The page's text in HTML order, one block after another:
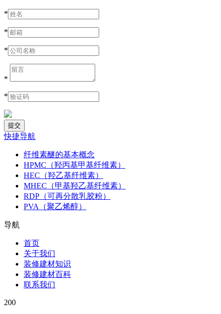
*
*
*
*
*
快捷导航
纤维素醚的基本概念
HPMC（羟丙基甲基纤维素）
HEC（羟乙基纤维素）
MHEC（甲基羟乙基纤维素）
RDP（可再分散乳胶粉）
PVA（聚乙烯醇）
导航
首页
关于我们
装修建材知识
装修建材百科
联系我们
200